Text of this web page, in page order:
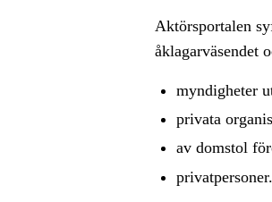
Aktörsportalen
åklagarväsendet
myndigheter
privata
av domstol
privatpersoner.